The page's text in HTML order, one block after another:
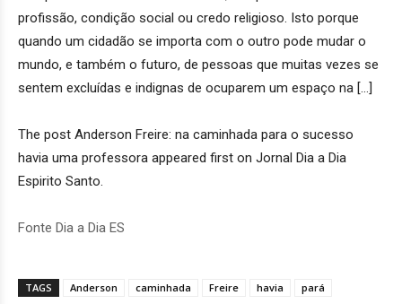
profissão, condição social ou credo religioso. Isto porque
quando um cidadão se importa com o outro pode mudar o
mundo, e também o futuro, de pessoas que muitas vezes se
sentem excluídas e indignas de ocuparem um espaço na […]
The post Anderson Freire: na caminhada para o sucesso
havia uma professora appeared first on Jornal Dia a Dia
Espirito Santo.
Fonte Dia a Dia ES
TAGS Anderson caminhada Freire havia
pará